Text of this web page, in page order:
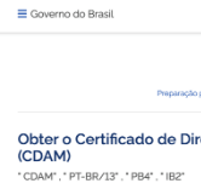
145,50 (Dólares) de